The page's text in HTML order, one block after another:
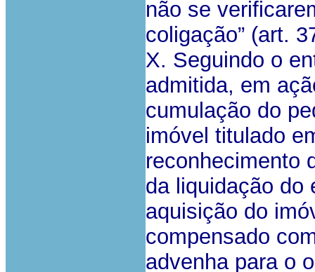
não se
coligação” (art.
X. Seguindo o
admitida, em
cumulação do
imóvel titulado
reconhecimento
da liquidação do
aquisição do
compensado
advenha para o